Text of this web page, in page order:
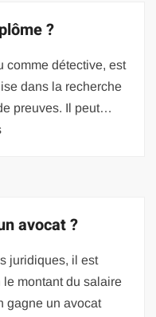
?
comme détective, est
dans la recherche
preuves. Il peut…
avocat ?
juridiques, il est
le montant du salaire
gagne un avocat